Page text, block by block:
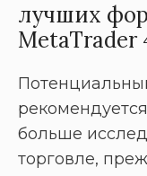
лучших
MetaTrader
больше
торговле,